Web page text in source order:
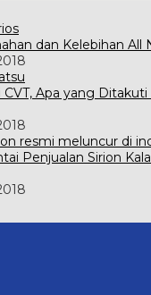
dan Kelebihan All
Apa yang
Penjualan Sirion